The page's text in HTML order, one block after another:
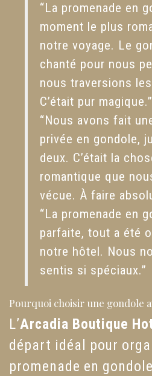
“La promenade en
moment le plus
notre voyage. Le
chanté pour nous
nous traversions
C’était pur magique.”
“Nous avons fait
privée en gondole,
deux. C’était la
romantique que
vécue. À faire
“La promenade en
parfaite, tout a été
notre hôtel. Nous
sentis si spéciaux.”
Pourquoi choisir une gondole
L’Arcadia Boutique
départ idéal pour
promenade en